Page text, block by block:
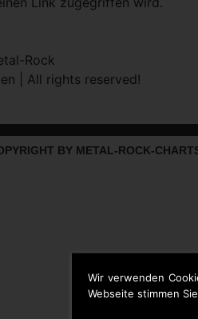
Wir verwenden
Webseite stimmen
Rock
| All rights reserved!
BY METAL-ROCK-